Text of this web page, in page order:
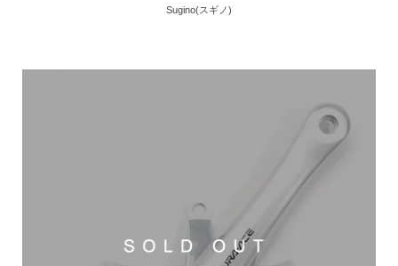
Sugino(スギノ)